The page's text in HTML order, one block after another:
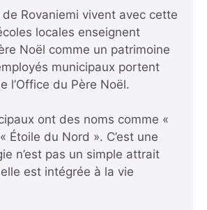
Rovaniemi vivent avec cette
locales enseignent
Noël comme un patrimoine
municipaux portent
l’Office du Père Noël.
ont des noms comme «
Étoile du Nord ». C’est une
n’est pas un simple attrait
est intégrée à la vie